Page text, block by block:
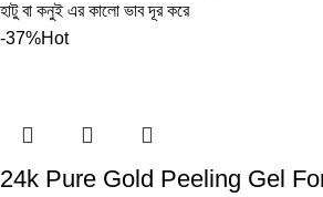
হাটু বা কনুই এর কালো ভাব দূর করে
-37%Hot
24k Pure Gold Peeling Gel